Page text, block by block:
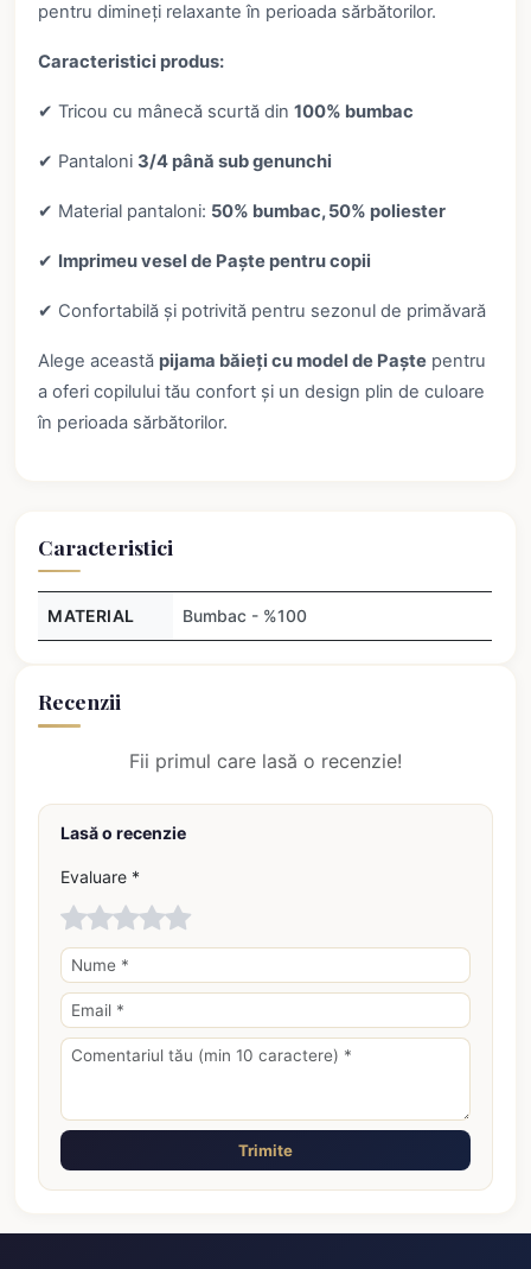
pentru dimineți relaxante în perioada sărbătorilor.
Caracteristici produs:
✔ Tricou cu mânecă scurtă din100% bumbac
✔ Pantaloni 3/4 până sub genunchi
✔ Material pantaloni: 50% bumbac, 50% poliester
✔ Imprimeu vesel de Paște pentru copii
✔ Confortabilă și potrivită pentru sezonul de primăvară
Alege această pijama băieți cu model de Paște pentru
a oferi copilului tău confort și un design plin de culoare
în perioada sărbătorilor.
Caracteristici
MATERIAL Bumbac - %100
Recenzii
Fii primul care lasă o recenzie!
Lasă o recenzie
Evaluare *
Trimite